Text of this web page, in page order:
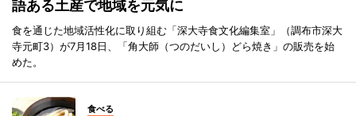
語ある土産で地域を元気に
食を通じた地域活性化に取り組む「深大寺食文化編集室」（調布市深大
寺元町3）が7月18日、「角大師（つのだいし）どら焼き」の販売を始
めた。
食べる